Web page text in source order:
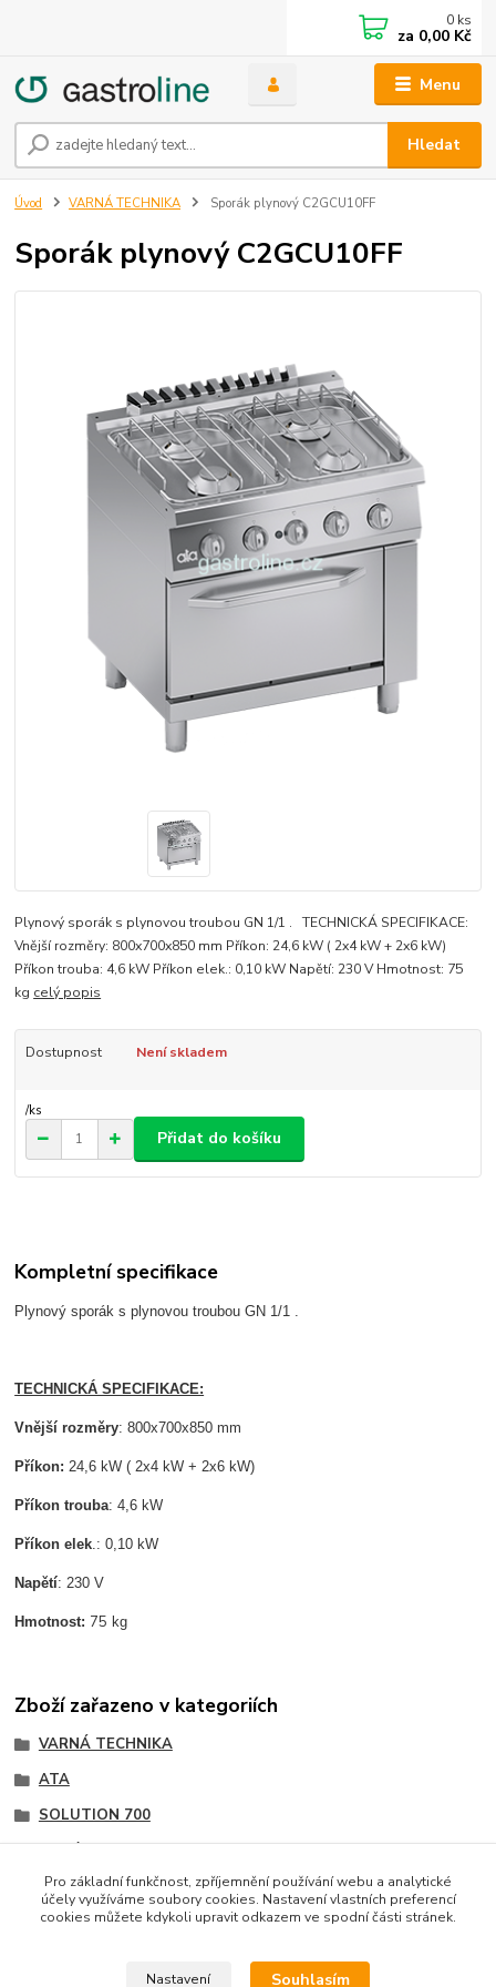
Menu
Hledat
0 ks
za 0,00 Kč
Úvod VARNÁ TECHNIKA Sporák plynový C2GCU10FF
Sporák plynový C2GCU10FF
Plynový sporák s plynovou troubou GN 1/1 . TECHNICKÁ SPECIFIKACE:
Vnější rozměry: 800x700x850 mm Příkon: 24,6 kW ( 2x4 kW + 2x6 kW)
Příkon trouba: 4,6 kW Příkon elek.: 0,10 kW Napětí: 230 V Hmotnost: 75
kg celý popis
Dostupnost Není skladem
/ks
Přidat do košíku
Kompletní specifikace
Plynový sporák s plynovou troubou GN 1/1 .
TECHNICKÁ SPECIFIKACE:
Vnější rozměry: 800x700x850 mm
Příkon: 24,6 kW ( 2x4 kW + 2x6 kW)
Příkon trouba: 4,6 kW
Příkon elek.: 0,10 kW
Napětí: 230 V
Hmotnost: 75 kg
Zboží zařazeno v kategoriích
VARNÁ TECHNIKA
ATA
SOLUTION 700
Sporáky,vařidla
vystavit kupujícímu účtenku. Zároveň je povinen zaevidovat
Pro základní funkčnost, zpříjemnění používání webu a analytické
účely využíváme soubory cookies. Nastavení vlastních preferencí
cookies můžete kdykoli upravit odkazem ve spodní části stránek.
Nastavení Souhlasím